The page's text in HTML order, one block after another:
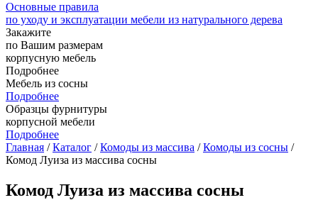
Основные правила
по уходу и эксплуатации мебели из натурального дерева
Закажите
по Вашим размерам
корпусную мебель
Подробнее
Мебель из сосны
Подробнее
Образцы фурнитуры
корпусной мебели
Подробнее
Главная /Каталог /Комоды из массива /Комоды из сосны /
Комод Луиза из массива сосны
Комод Луиза из массива сосны